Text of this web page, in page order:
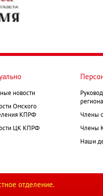
новости
Омского
КПРФ
ЦК КПРФ
Члены
Члены
Наши
отделение.